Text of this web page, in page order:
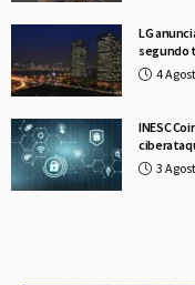
LG
segundo
4
INESC
3